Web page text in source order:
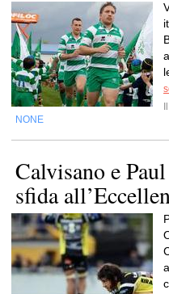
NONE
Calvisano e
sfida